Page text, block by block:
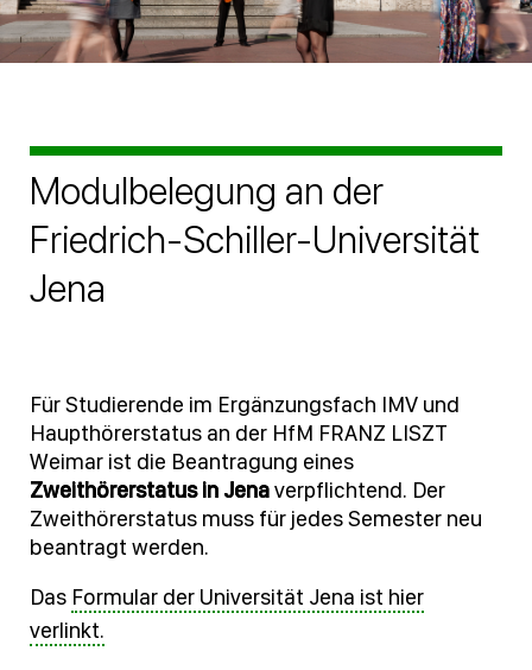
Modulbelegung an der
Friedrich-Schiller-Universität
Jena
Für Studierende im Ergänzungsfach IMV und
Haupthörerstatus an der HfM FRANZ LISZT
Weimar ist die Beantragung eines
Zweithörerstatus in Jenaverpflichtend. Der
Zweithörerstatus muss für jedes Semester neu
beantragt werden.
Das Formular der Universität Jena ist hier
verlinkt.